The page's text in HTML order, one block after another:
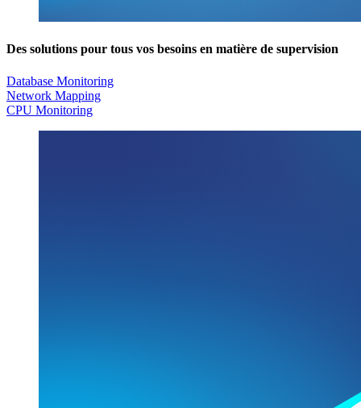
Des solutions pour tous vos besoins en matière de supervision
Database Monitoring
Network Mapping
CPU Monitoring